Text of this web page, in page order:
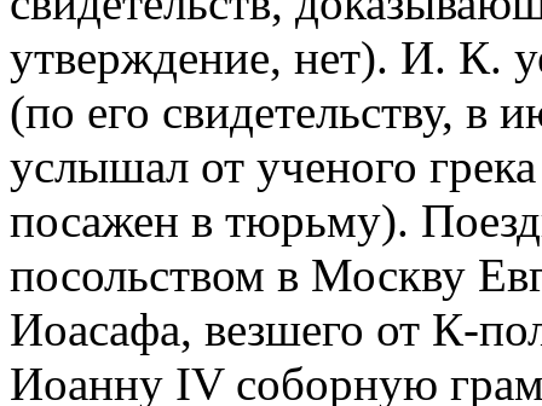
утверждение, нет). И. К.
(по его свидетельству, в
услышал от ученого
посажен в тюрьму).
посольством в Москву
Иоасафа, везшего от К-
Иоанну IV соборную